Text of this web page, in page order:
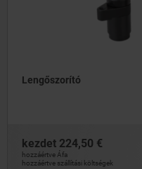
Lengőszorító
kezdet 224,50 €
hozzáértve Áfa
hozzáértve szállítási költségek